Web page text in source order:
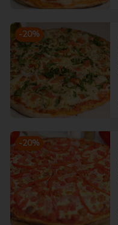
-20%
-20%